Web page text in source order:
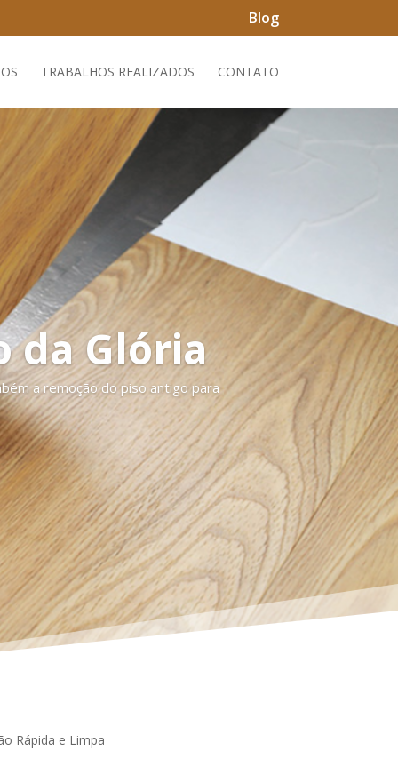
Blog
TRABALHOS REALIZADOS CONTATO
da Glória
a remoção do piso antigo para
Rápida e Limpa